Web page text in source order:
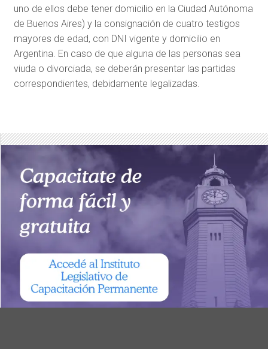
uno de ellos debe tener domicilio en la Ciudad Autónoma
de Buenos Aires) y la consignación de cuatro testigos
mayores de edad, con DNI vigente y domicilio en
Argentina. En caso de que alguna de las personas sea
viuda o divorciada, se deberán presentar las partidas
correspondientes, debidamente legalizadas.